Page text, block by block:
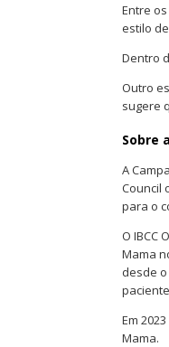
Entre
estilo
Dentro
Outro
sugere
Sobre
A
Council
para o
O IBCC
Mama
desde
Em
Mama.